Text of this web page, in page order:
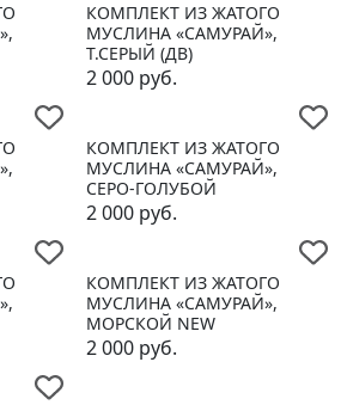
КОМПЛЕКТ ИЗ ЖАТОГО
МУСЛИНА «САМУРАЙ»,
Т.СЕРЫЙ (ДВ)
2 000 руб.
КОМПЛЕКТ ИЗ ЖАТОГО
МУСЛИНА «САМУРАЙ»,
СЕРО-ГОЛУБОЙ
2 000 руб.
КОМПЛЕКТ ИЗ ЖАТОГО
МУСЛИНА «САМУРАЙ»,
МОРСКОЙ NEW
2 000 руб.